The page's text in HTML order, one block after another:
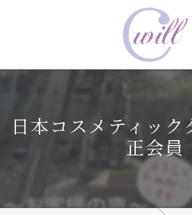
日本コスメティック
正会員